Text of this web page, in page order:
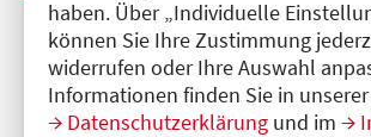
haben. Über „Individuelle
können Sie Ihre Zustimmung
widerrufen oder Ihre Auswahl
Informationen finden Sie in unserer
Datenschutzerklärung und im
Beginn:
06.10.2026Ende und Anfangszeit:
- 06.10.2026,09:00 Uhr
Veranstaltungstitel:
Fortbildungsreihe Neurologie
Veranstaltungsort:
Ev. Krankenhaus Königin Elisabeth
Herzbergstr., 10365 Berlin
Kategorie:A